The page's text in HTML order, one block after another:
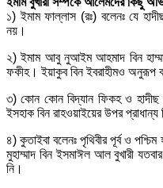
১) ইমাম ফাল্লাস (রঃ) বলেনঃ যে
নয়।
২) ইমাম আবু নুআইম আহমাদ বিন
ফকীহ। ইয়াকুব বিন ইবরাহীমও অনুরূপ
৩) কোন কোন বিদ্যান ফিকহ ও হাদীছ
ইসহাক বিন রাহওয়াইয়ের উপর প্রাধান্য
৪) কুতাইবা বলেনঃ পৃথিবীর পূর্ব ও
মুহাম্মাদ বিন ইসমাঈল আল বুখারী
নি।